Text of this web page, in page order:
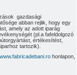
gazdasági
abban rejlik, hogy egy
amely az adott iparág
(pl.a fafeldolgozó
értékesítést,
tartozik).
www.fabricadebani.ro honlapon,